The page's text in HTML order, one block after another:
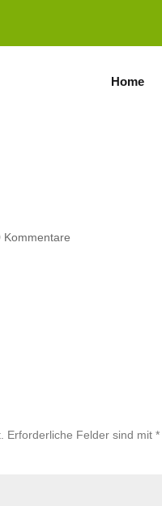
Home
Kommentare
Erforderliche Felder sind mit*